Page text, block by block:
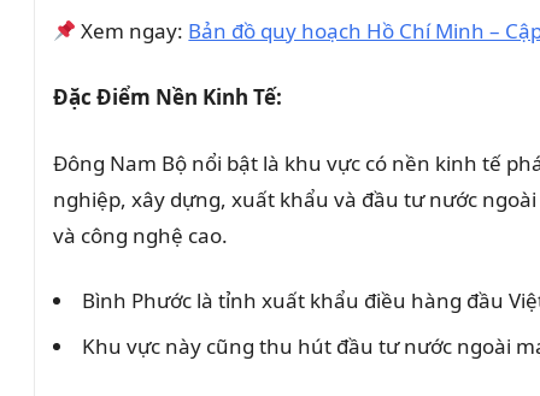
Xem ngay: Bản đồ quy hoạch Hồ Chí Minh –
Đặc Điểm Nền Kinh Tế:
Đông Nam Bộ nổi bật là khu vực có nền kinh tế
nghiệp, xây dựng, xuất khẩu và đầu tư nước
và công nghệ cao.
Bình Phước là tỉnh xuất khẩu điều hàng đầu
Khu vực này cũng thu hút đầu tư nước ngoài